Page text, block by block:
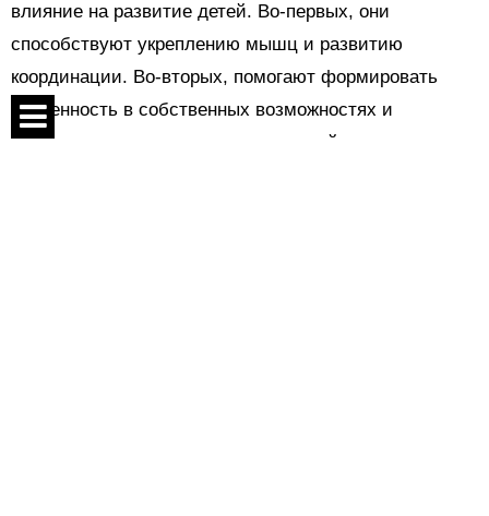
влияние на развитие детей. Во-первых, они
способствуют укреплению мышц и развитию
координации. Во-вторых, помогают формировать
уверенность в собственных возможностях и
преодолевать страх новых ощущений.